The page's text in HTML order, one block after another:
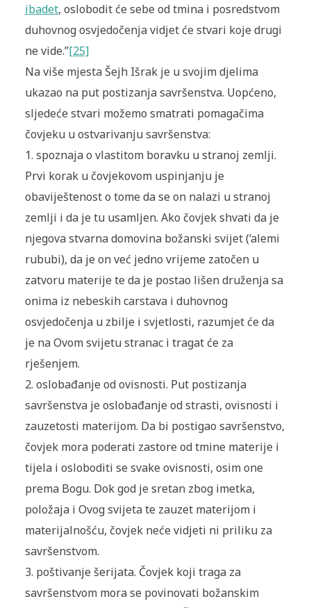
ibadet, oslobodit će sebe od tmina i posredstvom
duhovnog osvjedočenja vidjet će stvari koje drugi
ne vide.”[25]
Na više mjesta Šejh Išrak je u svojim djelima
ukazao na put postizanja savršenstva. Uopćeno,
sljedeće stvari možemo smatrati pomagačima
čovjeku u ostvarivanju savršenstva:
1. spoznaja o vlastitom boravku u stranoj zemlji.
Prvi korak u čovjekovom uspinjanju je
obaviještenost o tome da se on nalazi u stranoj
zemlji i da je tu usamljen. Ako čovjek shvati da je
njegova stvarna domovina božanski svijet (‘alemi
rububi), da je on već jedno vrijeme zatočen u
zatvoru materije te da je postao lišen druženja sa
onima iz nebeskih carstava i duhovnog
osvjedočenja u zbilje i svjetlosti, razumjet će da
je na Ovom svijetu stranac i tragat će za
rješenjem.
2. oslobađanje od ovisnosti. Put postizanja
savršenstva je oslobađanje od strasti, ovisnosti i
zauzetosti materijom. Da bi postigao savršenstvo,
čovjek mora poderati zastore od tmine materije i
tijela i osloboditi se svake ovisnosti, osim one
prema Bogu. Dok god je sretan zbog imetka,
položaja i Ovog svijeta te zauzet materijom i
materijalnošću, čovjek neće vidjeti ni priliku za
savršenstvom.
3. poštivanje šerijata. Čovjek koji traga za
savršenstvom mora se povinovati božanskim